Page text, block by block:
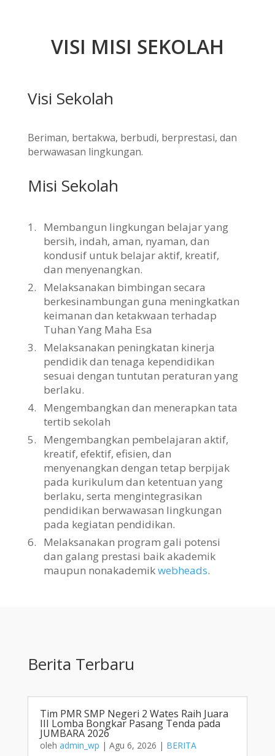
VISI MISI SEKOLAH
Visi Sekolah
Beriman, bertakwa, berbudi, berprestasi, dan
berwawasan lingkungan.
Misi Sekolah
1.
Membangun lingkungan belajar yang
bersih, indah, aman, nyaman, dan
kondusif untuk belajar aktif, kreatif,
dan menyenangkan.
2.
Melaksanakan bimbingan secara
berkesinambungan guna meningkatkan
keimanan dan ketakwaan terhadap
Tuhan Yang Maha Esa
3.
Melaksanakan peningkatan kinerja
pendidik dan tenaga kependidikan
sesuai dengan tuntutan peraturan yang
berlaku.
4.
Mengembangkan dan menerapkan tata
tertib sekolah
5.
Mengembangkan pembelajaran aktif,
kreatif, efektif, efisien, dan
menyenangkan dengan tetap berpijak
pada kurikulum dan ketentuan yang
berlaku, serta mengintegrasikan
pendidikan berwawasan lingkungan
pada kegiatan pendidikan.
6.
Melaksanakan program gali potensi
dan galang prestasi baik akademik
maupun nonakademikwebheads.
Berita Terbaru
Tim PMR SMP Negeri 2 Wates Raih Juara
III Lomba Bongkar Pasang Tenda pada
JUMBARA 2026
oleh admin_wp | Agu 6, 2026 | BERITA